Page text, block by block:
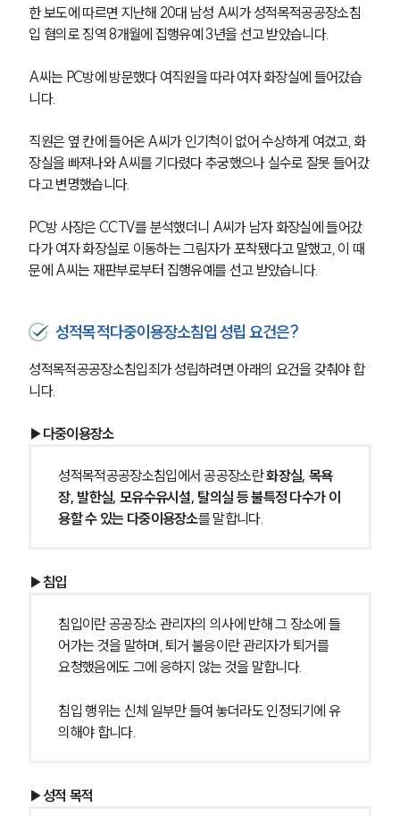
한 보도에 따르면 지난해 20대 남성 A씨가 성적목적공공장소침
입 혐의로 징역 8개월에 집행유예 3년을 선고 받았습니다.
A씨는 PC방에 방문했다 여직원을 따라 여자 화장실에 들어갔습
니다.
직원은 옆 칸에 들어온 A씨가 인기척이 없어 수상하게 여겼고, 화
장실을 빠져나와 A씨를 기다렸다 추궁했으나 실수로 잘못 들어갔
다고 변명했습니다.
PC방 사장은 CCTV를 분석했더니 A씨가 남자 화장실에 들어갔
다가 여자 화장실로 이동하는 그림자가 포착됐다고 말했고, 이 때
문에 A씨는 재판부로부터 집행유예를 선고 받았습니다.
성적목적다중이용장소침입 성립 요건은?
성적목적공공장소침입죄가 성립하려면 아래의 요건을 갖춰야 합
니다.
▶다중이용장소
성적목적공공장소침입에서 공공장소란 화장실, 목욕
장, 발한실, 모유수유시설, 탈의실 등 불특정 다수가 이
용할 수 있는 다중이용장소를 말합니다.
▶침입
침입이란 공공장소 관리자의 의사에 반해 그 장소에 들
어가는 것을 말하며, 퇴거 불응이란 관리자가 퇴거를
요청했음에도 그에 응하지 않는 것을 말합니다.
침입 행위는 신체 일부만 들여 놓더라도 인정되기에 유
의해야 합니다.
▶성적 목적